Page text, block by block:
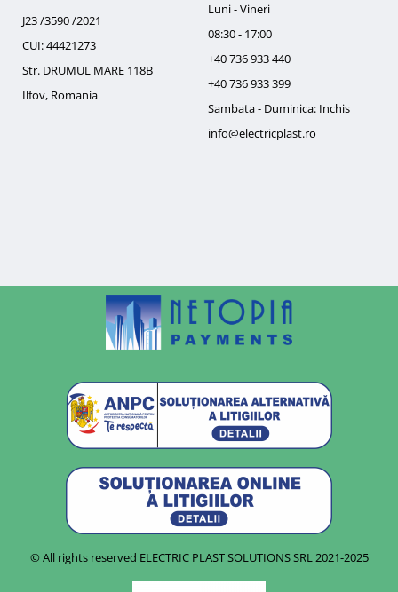
J23 /3590 /2021
CUI: 44421273
Str. DRUMUL MARE 118B
Ilfov, Romania
Luni - Vineri
08:30 - 17:00
+40 736 933 440
+40 736 933 399
Sambata - Duminica: Inchis
info@electricplast.ro
© All rights reserved ELECTRIC PLAST SOLUTIONS SRL2021-2025